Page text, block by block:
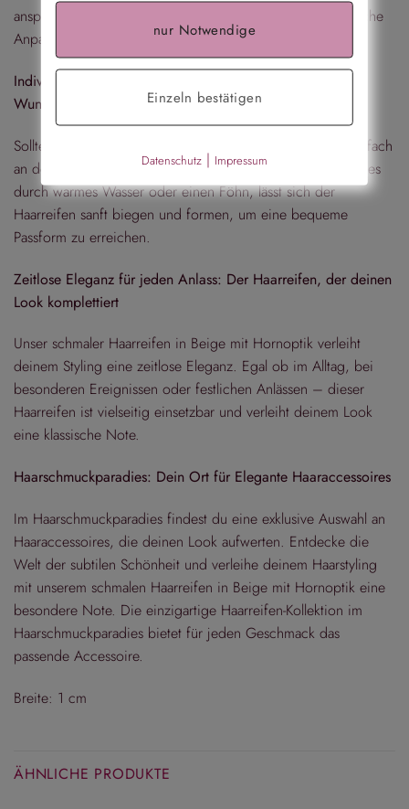
ansprechende Hornoptik, sondern erlaubt auch eine einfache
Anpassung für optimalen Tragekomfort.
Individuelle Anpassung: Perfekte Passform nach deinem
Wunsch
Sollte der Haarreifen nicht perfekt sitzen, kannst du ihn einfach
an deine Kopfform anpassen. Mithilfe von Erwärmung, sei es
durch warmes Wasser oder einen Föhn, lässt sich der
Haarreifen sanft biegen und formen, um eine bequeme
Passform zu erreichen.
Zeitlose Eleganz für jeden Anlass: Der Haarreifen, der deinen
Look komplettiert
Unser schmaler Haarreifen in Beige mit Hornoptik verleiht
deinem Styling eine zeitlose Eleganz. Egal ob im Alltag, bei
besonderen Ereignissen oder festlichen Anlässen – dieser
Haarreifen ist vielseitig einsetzbar und verleiht deinem Look
eine klassische Note.
Haarschmuckparadies: Dein Ort für Elegante Haaraccessoires
Im Haarschmuckparadies findest du eine exklusive Auswahl an
Haaraccessoires, die deinen Look aufwerten. Entdecke die
Welt der subtilen Schönheit und verleihe deinem Haarstyling
mit unserem schmalen Haarreifen in Beige mit Hornoptik eine
besondere Note. Die einzigartige Haarreifen-Kollektion im
Haarschmuckparadies bietet für jeden Geschmack das
passende Accessoire.
Breite: 1 cm
ÄHNLICHE PRODUKTE
nur Notwendige
Einzeln bestätigen
Datenschutz| Impressum